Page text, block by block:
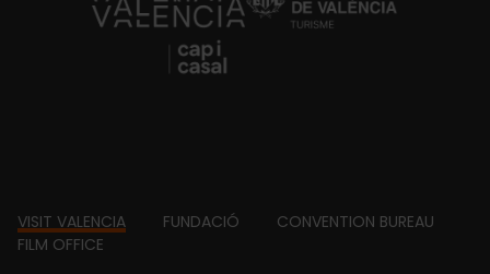
https://fundacion.visitvalencia.com/
Footer
VISIT VALENCIA FUNDACIÓ
CONVENTION BUREAU
FILM OFFICE